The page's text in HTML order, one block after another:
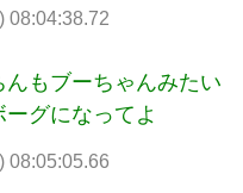
08:04:38.72
もブーちゃんみたい
グになってよ
08:05:05.66